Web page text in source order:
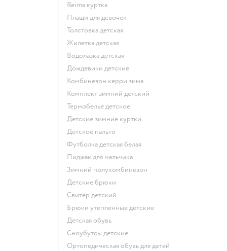
Reima куртка
Плащи для девочек
Толстовка детская
Жилетка детская
Водолазка детская
Дождевики детские
Комбинезон керри зима
Комплект зимний детский
Термобелье детское
Детские зимние куртки
Детское пальто
Футболка детская белая
Пиджак для мальчика
Зимний полукомбинезон
Детские брюки
Свитер детский
Брюки утепленные детские
Детская обувь
Сноубутсы детские
Ортопедическая обувь для детей